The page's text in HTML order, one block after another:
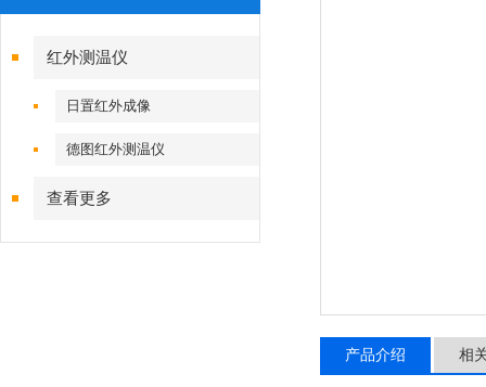
红外测温仪
日置红外成像
德图红外测温仪
查看更多
产品介绍 相